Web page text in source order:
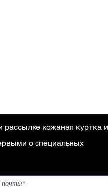
рассылке кожаная куртка и
о специальных